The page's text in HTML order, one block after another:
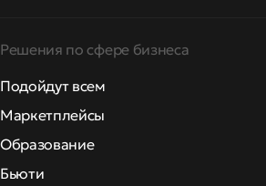
Решения по сфере бизнеса
Подойдут всем
Маркетплейсы
Образование
Бьюти